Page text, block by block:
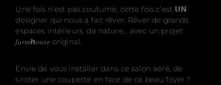
Une fois n’est pas coutume, cette fois c’est 𝗨𝗡
designer qui nous a fait rêver. Rêver de grands
espaces intérieurs, de nature… avec un projet
𝑓𝑎𝑟𝑚ℎ𝑜𝑢𝑠𝑒 original.
Envie de vous installer dans ce salon aéré, de
siroter une coupette en face de ce beau foyer ?